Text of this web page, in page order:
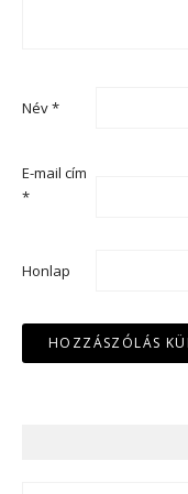
Név*
E-mail cím
*
Honlap